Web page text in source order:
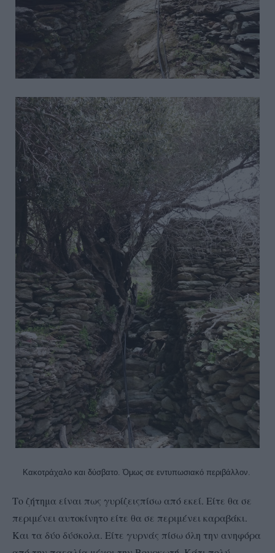
Κακοτράχαλο και δύσβατο. Όμως σε εντυπωσιακό περιβάλλον.
Το ζήτημα είναι πως γυρίζειςπίσω από εκεί. Είτε θα σε
περιμένει αυτοκίνητο είτε θα σε περιμένει καραβάκι.
Και τα δύο δύσκολα. Είτε γυρνάς πίσω όλη την ανηφόρα